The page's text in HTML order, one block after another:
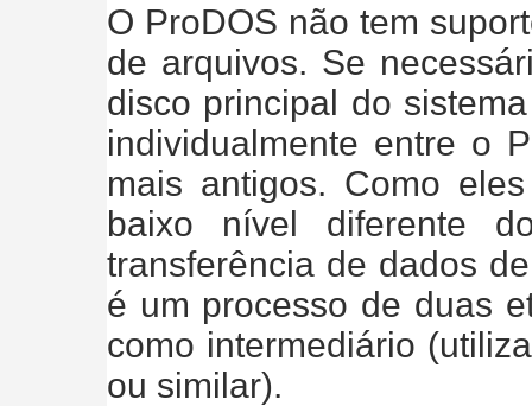
O ProDOS não tem
de arquivos. Se
disco principal do
individualmente entre o
mais antigos. Como
baixo nível diferente
transferência de dados
é um processo de duas
como intermediário
ou similar).